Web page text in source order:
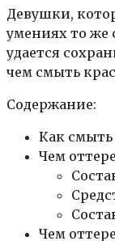
Девушки,
умениях то же
удается
чем смыть
Содержание:
Как смыть
Чем
Чем